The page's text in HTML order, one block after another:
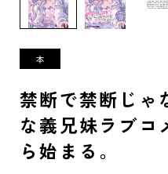
禁断で禁断じゃ
な義兄妹ラブコ
ら始まる。